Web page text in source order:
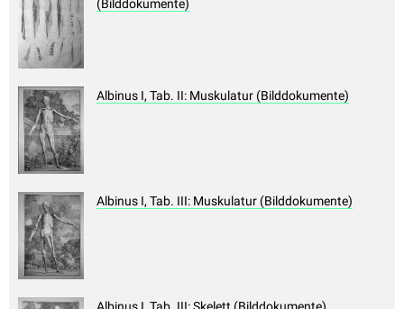
(Bilddokumente)
Albinus I, Tab. II: Muskulatur (Bilddokumente)
Albinus I, Tab. III: Muskulatur (Bilddokumente)